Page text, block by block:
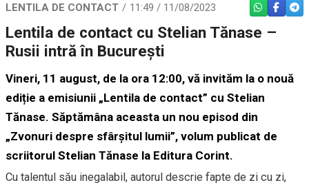
LENTILA DE CONTACT 11:49 / 11/08/2023 WHATSAPP
Lentila de contact cu Stelian Tănase –
Rusii intră în București
Vineri, 11 august, de la ora 12:00, vă invităm la o nouă
ediție a emisiunii „Lentila de contact” cu Stelian
Tănase. Săptămâna aceasta un nou episod din
„Zvonuri despre sfârșitul lumii”, volum publicat de
scriitorul Stelian Tănase la Editura Corint.
Cu talentul său inegalabil, autorul descrie fapte de zi cu zi,